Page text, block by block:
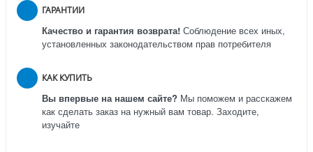
ГАРАНТИИ
Качество и гарантия возврата! Соблюдение всех иных,
установленных законодательством прав потребителя
КАК КУПИТЬ
Вы впервые на нашем сайте? Мы поможем и расскажем
как сделать заказ на нужный вам товар. Заходите,
изучайте